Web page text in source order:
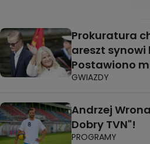
Prokuratura
areszt
Postawiono
GWIAZDY
Andrzej
Dobry TVN"!
PROGRAMY